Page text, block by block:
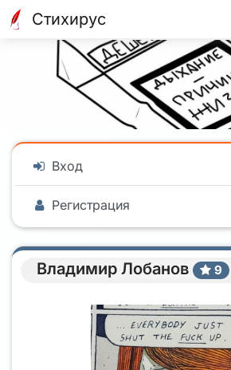
Стихирус
Вход
Регистрация
Владимир Лобанов 9